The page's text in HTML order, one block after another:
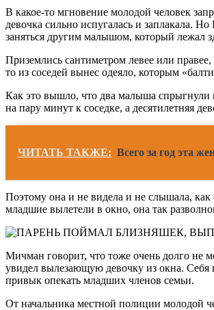
В какое-то мгновение молодой человек
девочка сильно испугалась и заплакала.
заняться другим малышом, который лежал
Приземлись сантиметром левее или
то из соседей вынес одеяло, которым
Как это вышло, что два малыша спрыгнули
на пару минут к соседке, а десятилетняя
ЧИТАТЬ ТАКЖЕ: Всего за год эта
Поэтому она и не видела и не слышала, как
младшие вылетели в окно, она так
Мичман говорит, что тоже очень долго не
увидел вылезающую девочку из окна. Себя
привык опекать младших членов семьи.
От начальника местной полиции молодой